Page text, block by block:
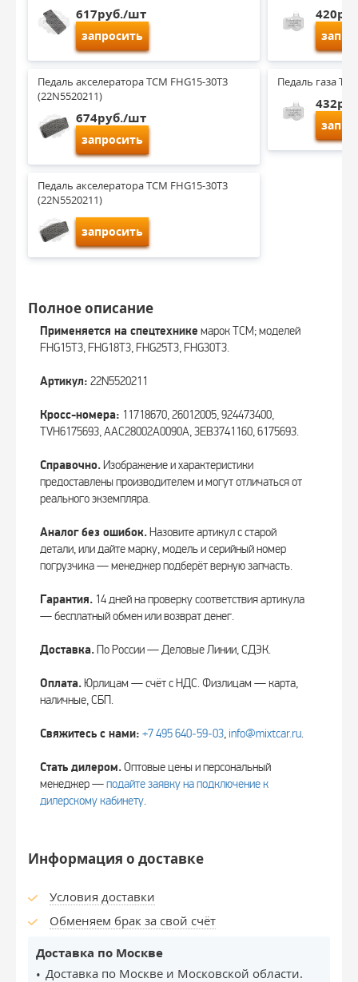
617руб./шт
запросить
Педаль акселератора TCM FHG15-30T3
(22N5520211)
674руб./шт
запросить
Педаль акселератора TCM FHG15-30T3
(22N5520211)
запросить
Педаль газа
Полное описание
Применяется на спецтехнике марок TCM; моделей
FHG15T3, FHG18T3, FHG25T3, FHG30T3.
Артикул: 22N5520211
Кросс-номера: 11718670, 26012005, 924473400,
TVH6175693, AAC28002A0090A, 3EB3741160, 6175693.
Справочно.Изображение и характеристики
предоставлены производителем и могут отличаться от
реального экземпляра.
Аналог без ошибок.Назовите артикул с старой
детали, или дайте марку, модель и серийный номер
погрузчика — менеджер подберёт верную запчасть.
Гарантия. 14 дней на проверку соответствия артикула
— бесплатный обмен или возврат денег.
Доставка.По России — Деловые Линии, СДЭК.
Оплата. Юрлицам — счёт с НДС. Физлицам — карта,
наличные, СБП.
Свяжитесь с нами: +7 495 640‑59‑03, info@mixtcar.ru.
Стать дилером.Оптовые цены и персональный
менеджер —подайте заявку на подключение к
дилерскому кабинету.
Информация о доставке
Условия доставки
Обменяем брак за свой счёт
Доставка по Москве
Доставка по Москве и Московской области.